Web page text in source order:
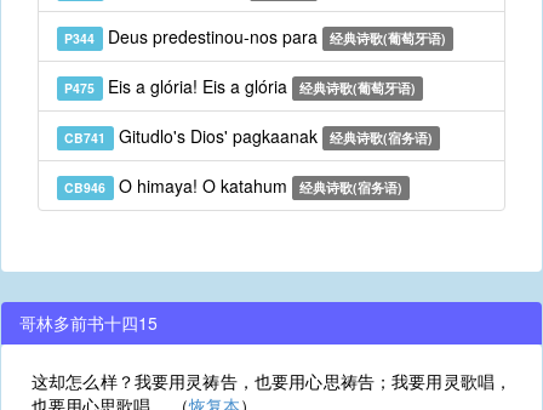
P344 Deus predestinou-nos para 经典诗歌(葡萄牙语)
P475 Eis a glória! Eis a glória 经典诗歌(葡萄牙语)
CB741 Gitudlo's Dios' pagkaanak 经典诗歌(宿务语)
CB946 O himaya! O katahum 经典诗歌(宿务语)
哥林多前书十四15
这却怎么样？我要用灵祷告，也要用心思祷告；我要用灵歌唱，
也要用心思歌唱。 （恢复本）